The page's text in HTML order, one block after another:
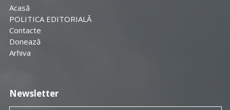
Acasă
POLITICA EDITORIALĂ
Contacte
Donează
Arhiva
Newsletter